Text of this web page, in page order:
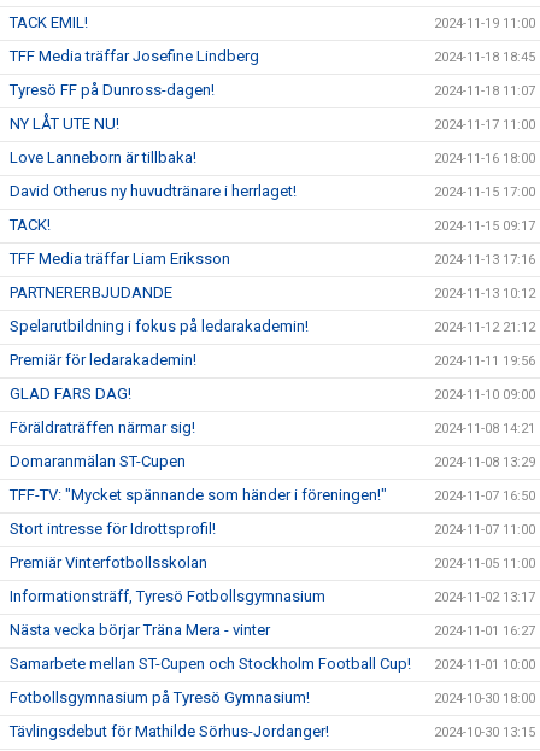
TACK EMIL! 2024-11-19 11:00
TFF Media träffar Josefine Lindberg 2024-11-18 18:45
Tyresö FF på Dunross-dagen! 2024-11-18 11:07
NY LÅT UTE NU! 2024-11-17 11:00
Love Lanneborn är tillbaka! 2024-11-16 18:00
David Otherus ny huvudtränare i herrlaget! 2024-11-15 17:00
TACK! 2024-11-15 09:17
TFF Media träffar Liam Eriksson 2024-11-13 17:16
PARTNERERBJUDANDE 2024-11-13 10:12
Spelarutbildning i fokus på ledarakademin! 2024-11-12 21:12
Premiär för ledarakademin! 2024-11-11 19:56
GLAD FARS DAG! 2024-11-10 09:00
Föräldraträffen närmar sig! 2024-11-08 14:21
Domaranmälan ST-Cupen 2024-11-08 13:29
TFF-TV: "Mycket spännande som händer i föreningen!" 2024-11-07 16:50
Stort intresse för Idrottsprofil! 2024-11-07 11:00
Premiär Vinterfotbollsskolan 2024-11-05 11:00
Informationsträff, Tyresö Fotbollsgymnasium 2024-11-02 13:17
Nästa vecka börjar Träna Mera - vinter 2024-11-01 16:27
Samarbete mellan ST-Cupen och Stockholm Football Cup! 2024-11-01 10:00
Fotbollsgymnasium på Tyresö Gymnasium! 2024-10-30 18:00
Tävlingsdebut för Mathilde Sörhus-Jordanger! 2024-10-30 13:15